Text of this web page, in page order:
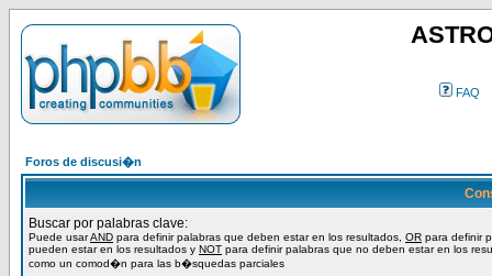
FAQ
Foros de discusi�n
Buscar por palabras clave:
Puede usarAND para definir palabras que deben estar en los resultados, OR para definir
pueden estar en los resultados y NOT para definir palabras que no deben estar en los
como un comod�n para las b�squedas parciales